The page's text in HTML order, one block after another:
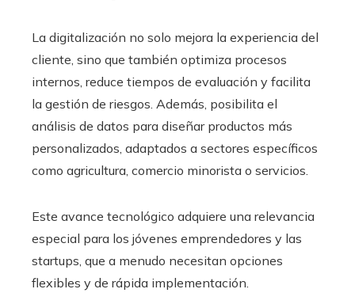
La digitalización no solo mejora la experiencia del
cliente, sino que también optimiza procesos
internos, reduce tiempos de evaluación y facilita
la gestión de riesgos. Además, posibilita el
análisis de datos para diseñar productos más
personalizados, adaptados a sectores específicos
como agricultura, comercio minorista o servicios.
Este avance tecnológico adquiere una relevancia
especial para los jóvenes emprendedores y las
startups, que a menudo necesitan opciones
flexibles y de rápida implementación.